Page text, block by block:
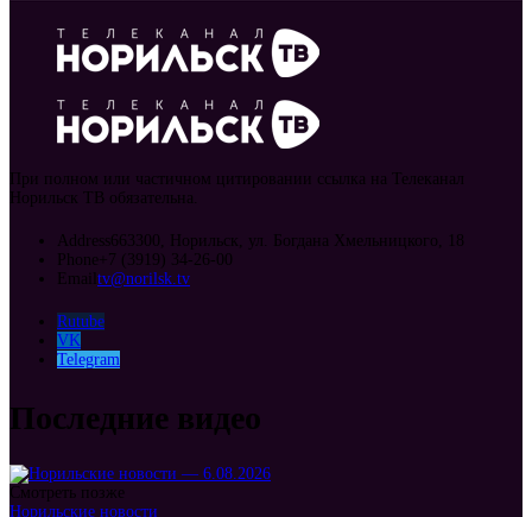
При полном или частичном цитировании ссылка на Телеканал
Норильск ТВ обязательна.
Address663300, Норильск, ул. Богдана Хмельницкого, 18
Phone +7 (3919) 34-26-00
Emailtv@norilsk.tv
Rutube
VK
Telegram
Последние видео
Смотреть позже
Норильские новости